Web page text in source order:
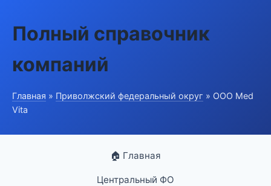
Полный справочник
компаний
Главная » Приволжский федеральный округ » ООО Med
Vita
🏠 Главная
Центральный ФО